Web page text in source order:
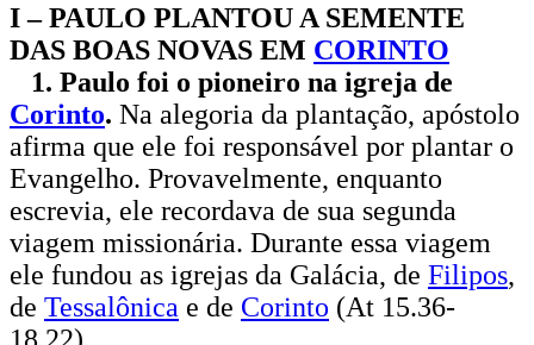
I – PAULO PLANTOU A SEMENTE
DAS BOAS NOVAS EM CORINTO
1. Paulo foi o pioneiro na igreja de
Corinto. Na alegoria da plantação, apóstolo
afirma que ele foi responsável por plantar o
Evangelho. Provavelmente, enquanto
escrevia, ele recordava de sua segunda
viagem missionária. Durante essa viagem
ele fundou as igrejas da Galácia, de Filipos,
de Tessalônica e de Corinto (At 15.36-